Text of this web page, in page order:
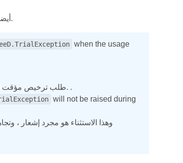
سوف sers sers أيضا رؤية علامة مائية التقييم في الصور المقدمة وجميع ملفات الإخراج الأخرى.
when the usage
طلب ترخيص مؤقت لمدة 30 يومًا ، يرجىلمزيد من المعلومات. .
will not be raised during